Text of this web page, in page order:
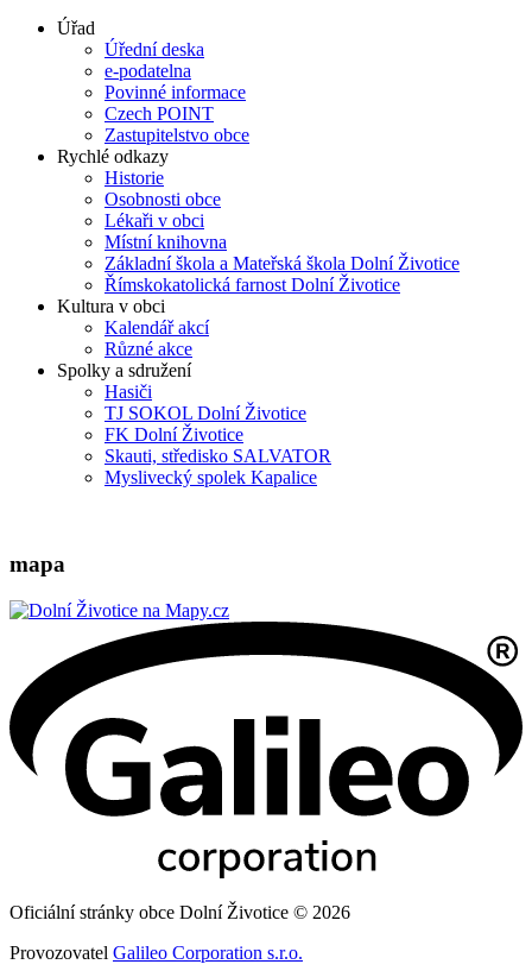
Úřad
Úřední deska
e-podatelna
Povinné informace
Czech POINT
Zastupitelstvo obce
Rychlé odkazy
Historie
Osobnosti obce
Lékaři v obci
Místní knihovna
Základní škola a Mateřská škola Dolní Životice
Římskokatolická farnost Dolní Životice
Kultura v obci
Kalendář akcí
Různé akce
Spolky a sdružení
Hasiči
TJ SOKOL Dolní Životice
FK Dolní Životice
Skauti, středisko SALVATOR
Myslivecký spolek Kapalice
mapa
Oficiální stránky obce Dolní Životice © 2026
Provozovatel Galileo Corporation s.r.o.